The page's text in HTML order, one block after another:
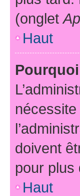
(onglet
Haut
doivent
pour plus
Haut